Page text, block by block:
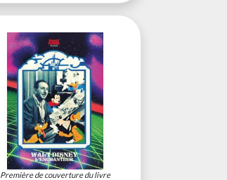
Première de couverture du livre